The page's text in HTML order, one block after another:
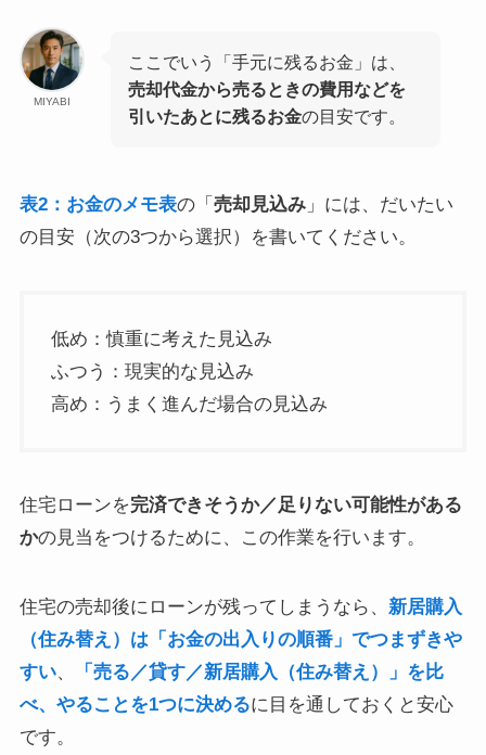
MIYABI
ここでいう「手元に残るお金」は、
売却代金から売るときの費用などを
引いたあとに残るお金の目安です。
表2：お金のメモ表の「 売却見込み」には、だいたい
の目安（次の3つから選択）を書いてください。
低め：慎重に考えた見込み
ふつう：現実的な見込み
高め：うまく進んだ場合の見込み
住宅ローンを完済できそうか／足りない可能性がある
かの見当をつけるために、この作業を行います。
住宅の売却後にローンが残ってしまうなら、 新居購入
（住み替え）は「お金の出入りの順番」でつまずきや
すい、
「売る／貸す／新居購入（住み替え）」を比
べ、やることを1つに決めるに目を通しておくと安心
です。